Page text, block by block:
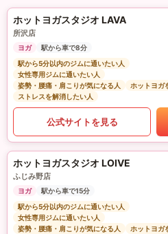
ホットヨガスタジオ LAVA
所沢店
ヨガ
駅から車で8分
駅から5分以内のジムに通いたい人
女性専用ジムに通いたい人
姿勢・腰痛・肩こりが気になる人
ホットヨガ
ストレスを解消したい人
公式サイトを見る
ホットヨガスタジオ LOIVE
ふじみ野店
ヨガ
駅から車で15分
駅から5分以内のジムに通いたい人
女性専用ジムに通いたい人
姿勢・腰痛・肩こりが気になる人
ホットヨガ